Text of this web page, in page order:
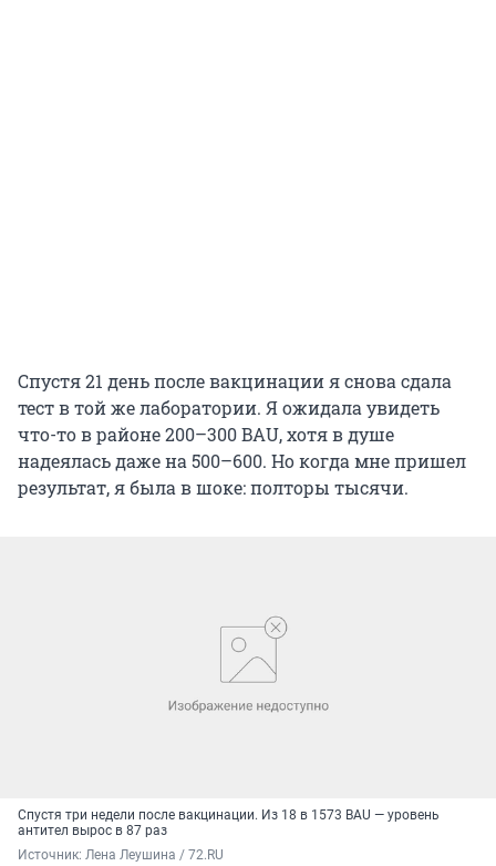
Спустя 21 день после вакцинации я снова сдала
тест в той же лаборатории. Я ожидала увидеть
что-то в районе 200–300 BAU, хотя в душе
надеялась даже на 500–600. Но когда мне пришел
результат, я была в шоке: полторы тысячи.
Спустя три недели после вакцинации. Из 18 в 1573 BAU — уровень
антител вырос в 87 раз
Источник: Лена Леушина / 72.RU